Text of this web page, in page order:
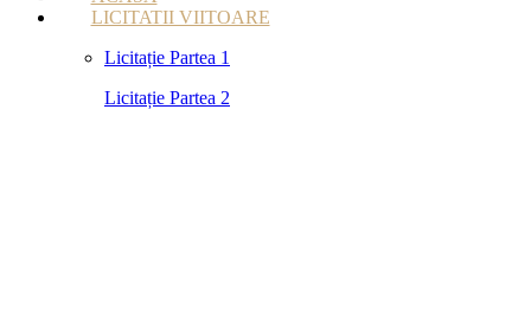
LICITATII VIITOARE
Licitație Partea 1
Licitație Partea 2